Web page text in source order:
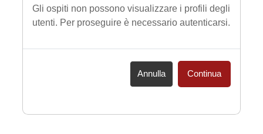
Gli ospiti non possono visualizzare i profili degli
utenti. Per proseguire è necessario autenticarsi.
Annulla Continua